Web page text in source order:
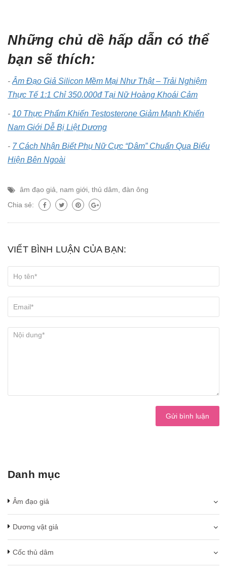
Những chủ dề hấp dẫn có thể
bạn sẽ thích:
- Âm Đạo Giả Silicon Mềm Mại Như Thật – Trải Nghiệm
Thực Tế 1:1 Chỉ 350.000đ Tại Nữ Hoàng Khoái Cảm
- 10 Thực Phẩm Khiến Testosterone Giảm Mạnh Khiến
Nam Giới Dễ Bị Liệt Dương
- 7 Cách Nhận Biết Phụ Nữ Cực “Dâm” Chuẩn Qua Biểu
Hiện Bên Ngoài
âm đạo giả nam giới thủ dâm đàn ông
Chia sẻ:
VIẾT BÌNH LUẬN CỦA BẠN:
Gửi bình luận
Danh mục
Âm đạo giả
Dương vật giả
Cốc thủ dâm